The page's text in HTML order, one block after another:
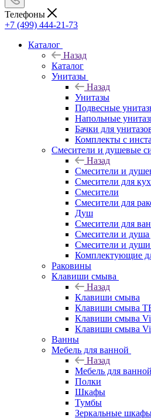
Телефоны
+7 (499) 444-21-73
Каталог
Назад
Каталог
Унитазы
Назад
Унитазы
Подвесные
Напольные
Бачки для
Комплекты с
Смесители и душевые
Назад
Смесители и
Смесители для
Смесители
Смесители для
Душ
Смесители для
Смесители и душа
Смесители и души
Комплектующие
Раковины
Клавиши смыва
Назад
Клавиши смыва
Клавиши смыва
Клавиши смыва
Клавиши смыва
Ванны
Мебель для ванной
Назад
Мебель для ванной
Полки
Шкафы
Тумбы
Зеркальные